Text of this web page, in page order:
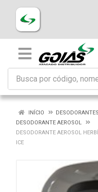
INÍCIO
DESODORANTES
DESODORANTE AEROSOL
DESODORANTE AEROSOL
ICE